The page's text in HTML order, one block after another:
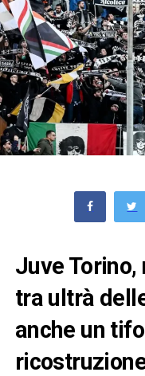
Juve
tra ultrà
anche un